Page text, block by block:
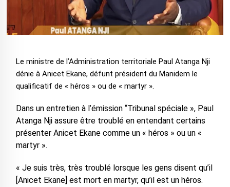
Le ministre de l’Administration territoriale Paul Atanga Nji
dénie à Anicet Ekane, défunt président du Manidem le
qualificatif de « héros » ou de « martyr ».
Dans un entretien à l’émission “Tribunal spéciale », Paul
Atanga Nji assure être troublé en entendant certains
présenter Anicet Ekane comme un « héros » ou un «
martyr ».
« Je suis très, très troublé lorsque les gens disent qu’il
[Anicet Ekane] est mort en martyr, qu’il est un héros.